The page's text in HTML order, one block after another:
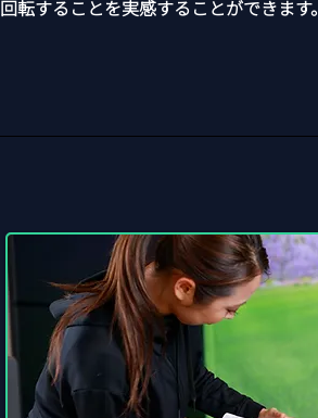
回転することを実感することができます。